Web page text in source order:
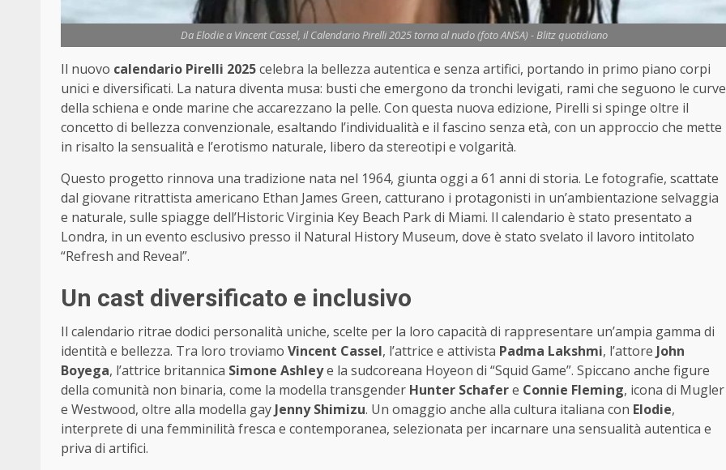
Da Elodie a Vincent Cassel, il Calendario Pirelli 2025 torna al nudo (foto ANSA) - Blitz quotidiano
Il nuovo calendario Pirelli 2025celebra la bellezza autentica e senza artifici, portando in primo piano corpi
unici e diversificati. La natura diventa musa: busti che emergono da tronchi levigati, rami che seguono le curve
della schiena e onde marine che accarezzano la pelle. Con questa nuova edizione, Pirelli si spinge oltre il
concetto di bellezza convenzionale, esaltando l’individualità e il fascino senza età, con un approccio che mette
in risalto la sensualità e l’erotismo naturale, libero da stereotipi e volgarità.
Questo progetto rinnova una tradizione nata nel 1964, giunta oggi a 61 anni di storia. Le fotografie, scattate
dal giovane ritrattista americano Ethan James Green, catturano i protagonisti in un’ambientazione selvaggia
e naturale, sulle spiagge dell’Historic Virginia Key Beach Park di Miami. Il calendario è stato presentato a
Londra, in un evento esclusivo presso il Natural History Museum, dove è stato svelato il lavoro intitolato
“Refresh and Reveal”.
Un cast diversificato e inclusivo
Il calendario ritrae dodici personalità uniche, scelte per la loro capacità di rappresentare un’ampia gamma di
identità e bellezza. Tra loro troviamo Vincent Cassel, l’attrice e attivista Padma Lakshmi, l’attore John
Boyega, l’attrice britannica Simone Ashleye la sudcoreana Hoyeon di “Squid Game”. Spiccano anche figure
della comunità non binaria, come la modella transgender Hunter Schafere Connie Fleming, icona di Mugler
e Westwood, oltre alla modella gay Jenny Shimizu. Un omaggio anche alla cultura italiana con Elodie,
interprete di una femminilità fresca e contemporanea, selezionata per incarnare una sensualità autentica e
priva di artifici.